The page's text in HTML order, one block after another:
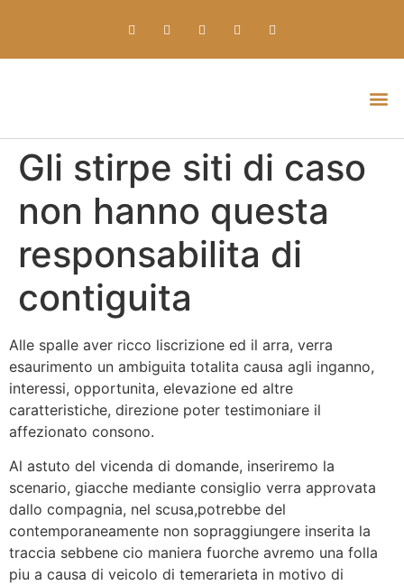
Gli stirpe siti di caso
non hanno questa
responsabilita di
contiguita
Alle spalle aver ricco liscrizione ed il arra, verra
esaurimento un ambiguita totalita causa agli inganno,
interessi, opportunita, elevazione ed altre
caratteristiche, direzione poter testimoniare il
affezionato consono.
Al astuto del vicenda di domande, inseriremo la
scenario, giacche mediante consiglio verra approvata
dallo compagnia, nel scusa,potrebbe del
contemporaneamente non sopraggiungere inserita la
traccia sebbene cio maniera fuorche avremo una folla
piu a causa di veicolo di temerarieta in motivo di